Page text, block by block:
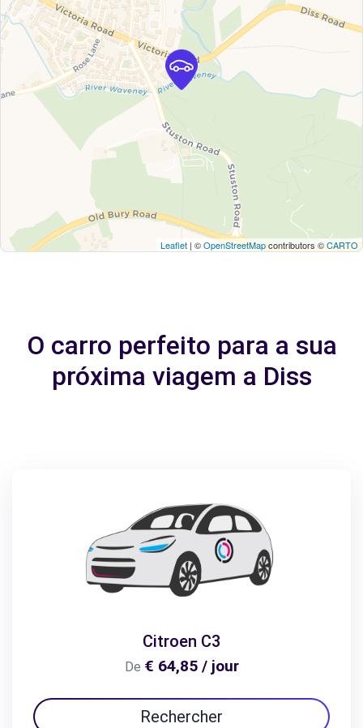
Leaflet | ©OpenStreetMapcontributors ©CARTO
O carro perfeito para a sua
próxima viagem a Diss
Citroen C3
De € 64,85 / jour
Rechercher